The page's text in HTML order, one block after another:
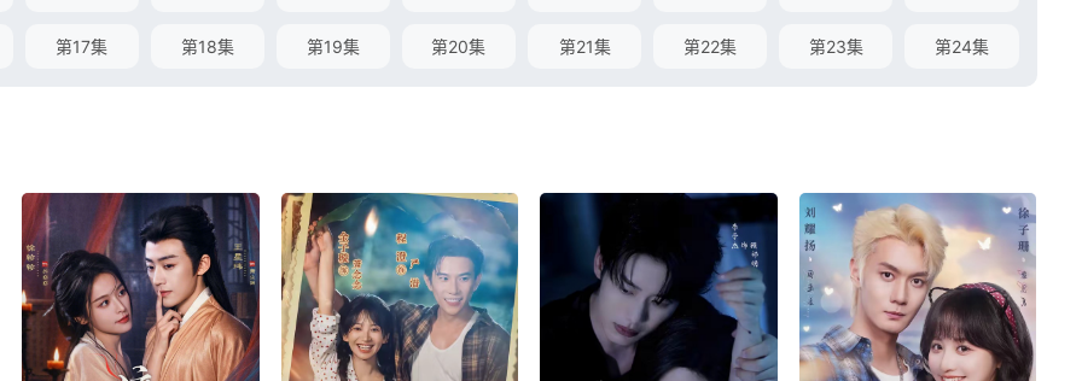
第17集 第18集 第19集 第20集 第21集 第22集 第23集 第24集